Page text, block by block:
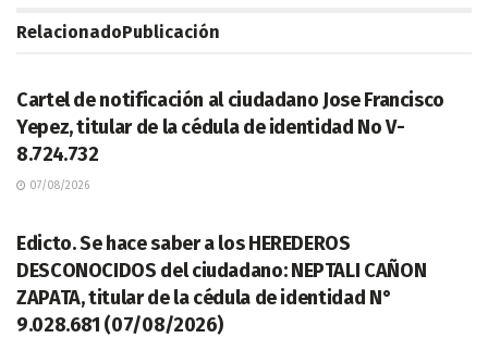
RelacionadoPublicación
Cartel de notificación al ciudadano Jose Francisco
Yepez, titular de la cédula de identidad No V-
8.724.732
07/08/2026
Edicto. Se hace saber a los HEREDEROS
DESCONOCIDOS del ciudadano: NEPTALI CAÑON
ZAPATA, titular de la cédula de identidad N°
9.028.681 (07/08/2026)